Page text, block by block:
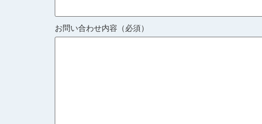
お問い合わせ内容（必須）